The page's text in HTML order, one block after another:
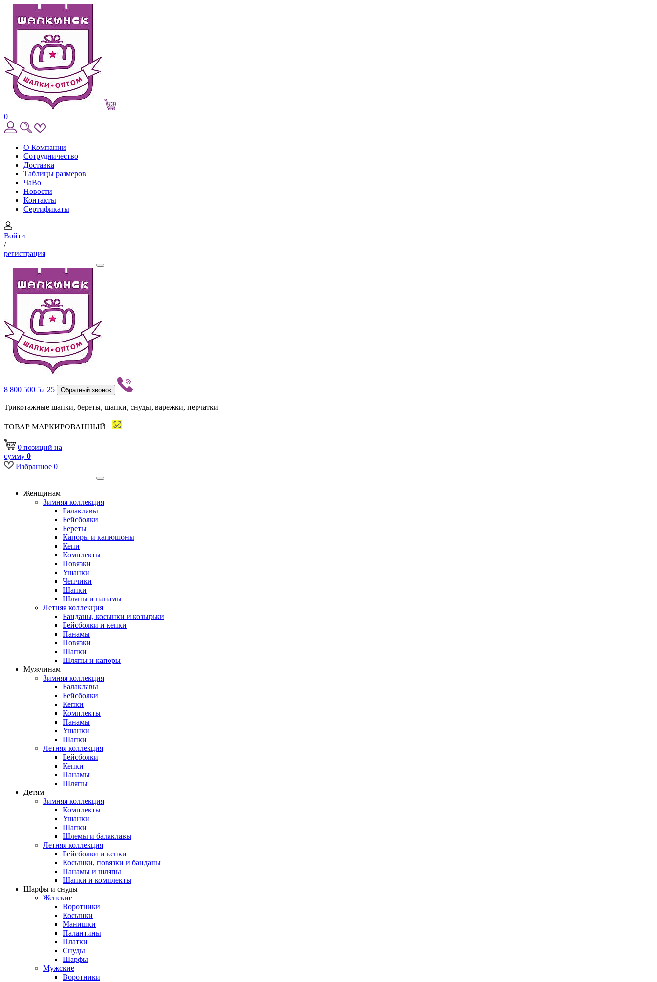
0
О Компании
Сотрудничество
Доставка
Таблицы размеров
ЧаВо
Новости
Контакты
Сертификаты
Войти
/
регистрация
8 800 500 52 25 Обратный звонок
Трикотажные шапки, береты, шапки, снуды, варежки, перчатки
ТОВАР МАРКИРОВАННЫЙ
0 позиций на
сумму 0
Избранное 0
Женщинам
Зимняя коллекция
Балаклавы
Бейсболки
Береты
Капоры и капюшоны
Кепи
Комплекты
Повязки
Ушанки
Чепчики
Шапки
Шляпы и панамы
Летняя коллекция
Банданы, косынки и козырьки
Бейсболки и кепки
Панамы
Повязки
Шапки
Шляпы и капоры
Мужчинам
Зимняя коллекция
Балаклавы
Бейсболки
Кепки
Комплекты
Панамы
Ушанки
Шапки
Летняя коллекция
Бейсболки
Кепки
Панамы
Шляпы
Детям
Зимняя коллекция
Комплекты
Ушанки
Шапки
Шлемы и балаклавы
Летняя коллекция
Бейсболки и кепки
Косынки, повязки и банданы
Панамы и шляпы
Шапки и комплекты
Шарфы и снуды
Женские
Воротники
Косынки
Манишки
Палантины
Платки
Снуды
Шарфы
Мужские
Воротники